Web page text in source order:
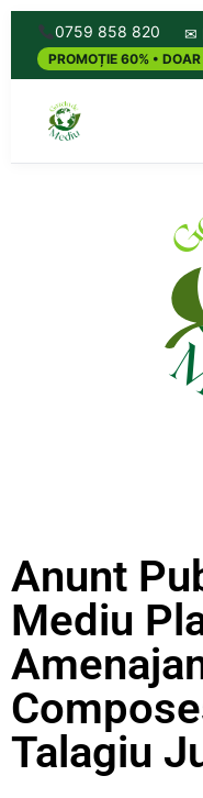
0759 858 820 ✉
PROMOȚIE 60% •
Anunt
Mediu
Talagiu